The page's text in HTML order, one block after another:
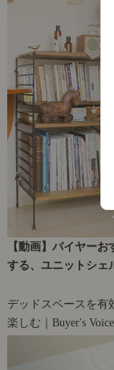
【動画】バイヤー
する、ユニットシェ
デッドスペースを有
楽しむ｜Buyer's Voice